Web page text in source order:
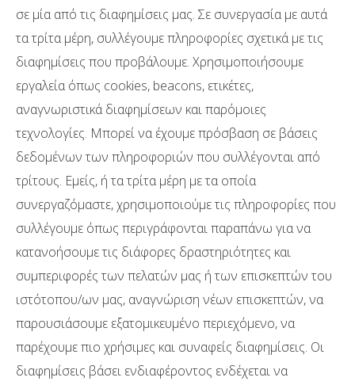
σε μία από τις διαφημίσεις μας. Σε συνεργασία με αυτά
τα τρίτα μέρη, συλλέγουμε πληροφορίες σχετικά με τις
διαφημίσεις που προβάλουμε. Χρησιμοποιήσουμε
εργαλεία όπως cookies, beacons, ετικέτες,
αναγνωριστικά διαφημίσεων και παρόμοιες
τεχνολογίες. Μπορεί να έχουμε πρόσβαση σε βάσεις
δεδομένων των πληροφοριών που συλλέγονται από
τρίτους. Εμείς, ή τα τρίτα μέρη με τα οποία
συνεργαζόμαστε, χρησιμοποιούμε τις πληροφορίες που
συλλέγουμε όπως περιγράφονται παραπάνω για να
κατανοήσουμε τις διάφορες δραστηριότητες και
συμπεριφορές των πελατών μας ή των επισκεπτών του
ιστότοπου/ων μας, αναγνώριση νέων επισκεπτών, να
παρουσιάσουμε εξατομικευμένο περιεχόμενο, να
παρέχουμε πιο χρήσιμες και συναφείς διαφημίσεις. Οι
διαφημίσεις βάσει ενδιαφέροντος ενδέχεται να